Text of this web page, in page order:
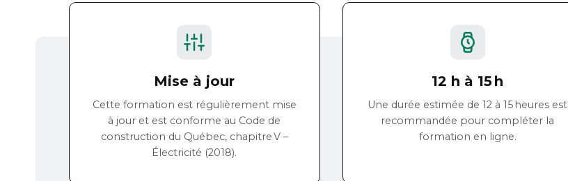
Mise à jour
Cette formation est régulièrement mise
à jour et est conforme au Code de
construction du Québec, chapitre V –
Électricité (2018).
12 h à 15 h
Une durée estimée de 12 à 15 heures est
recommandée pour compléter la
formation en ligne.